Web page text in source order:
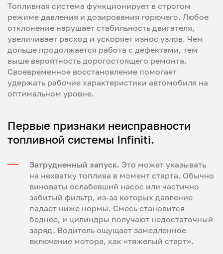
Топливная система функционирует в строгом
режиме давления и дозирования горючего. Любое
отклонение нарушает стабильность двигателя,
увеличивает расход и ускоряет износ узлов. Чем
дольше продолжается работа с дефектами, тем
выше вероятность дорогостоящего ремонта.
Своевременное восстановление помогает
удержать рабочие характеристики автомобиля на
оптимальном уровне.
Первые признаки неисправности
топливной системы Infiniti.
Затрудненный запуск. Это может указывать
на нехватку топлива в момент старта. Обычно
виноваты ослабевший насос или частично
забитый фильтр, из-за которых давление
падает ниже нормы. Смесь становится
беднее, и цилиндры получают недостаточный
заряд. Водитель ощущает замедленное
включение мотора, как «тяжелый старт».